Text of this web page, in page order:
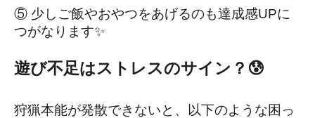
⑤ 少しご飯やおやつをあげるのも達成感UPに
つがなります✨
遊び不足はストレスのサイン？😰
狩猟本能が発散できないと、以下のような困っ